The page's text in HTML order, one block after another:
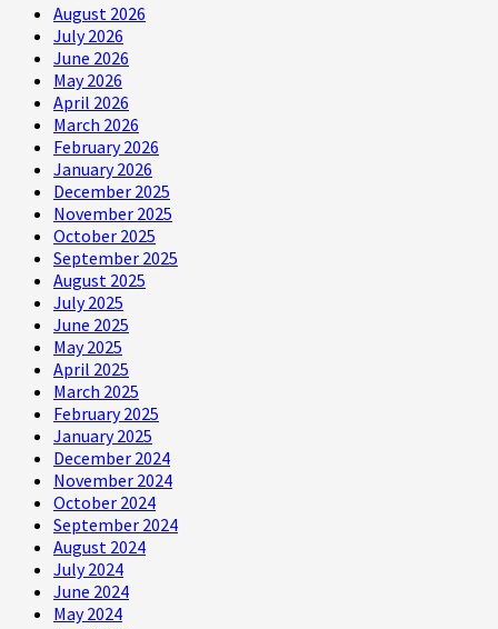
August 2026
July 2026
June 2026
May 2026
April 2026
March 2026
February 2026
January 2026
December 2025
November 2025
October 2025
September 2025
August 2025
July 2025
June 2025
May 2025
April 2025
March 2025
February 2025
January 2025
December 2024
November 2024
October 2024
September 2024
August 2024
July 2024
June 2024
May 2024